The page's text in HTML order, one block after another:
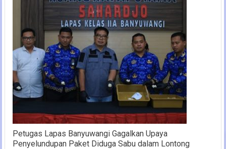
Petugas Lapas Banyuwangi Gagalkan Upaya
Penyelundupan Paket Diduga Sabu dalam Lontong